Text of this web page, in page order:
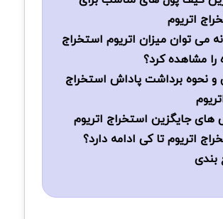
اتریوم
می توان میزان اتریوم استخراج
مشاهده کرد؟
و نحوه برداشت پاداش استخراج
جایگزین استخراج اتریوم
اتریوم تا کی ادامه دارد؟